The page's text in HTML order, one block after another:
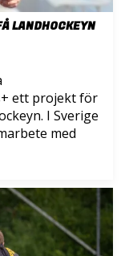
LANDHOCKEYN
ett projekt för
I Sverige
med